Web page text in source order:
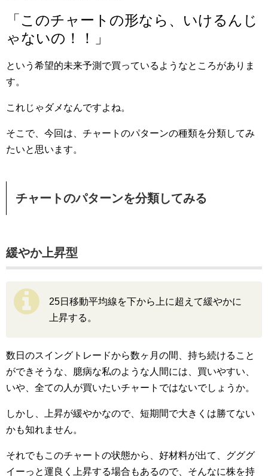
「このチャートの形なら、いけるんじ
ゃないの！！」
という希望的未来予測で買っているようなところがありま
す。
これじゃダメなんですよね。
そこで、今回は、チャートのパターンの種類を分類してみ
たいと思います。
チャートのパターンを分類してみる
緩やか上昇型
25日移動平均線を下から上に超えて緩やかに
上昇する。
数日のスイングトレードから数ヶ月の間、持ち続けること
ができそうな、臆病な私のような人間には、買いやすい、
いや、全ての人が買いたいチャートではないでしょうか。
しかし、上昇が緩やかなので、短期間で大きくは勝てない
かも知れません。
それでもこのチャートの状態から、好材料が出て、グググ
イーっと運良く上昇する場合もあるので、そんなに株を持